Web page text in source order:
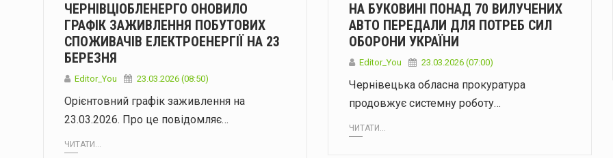
ЧЕРНІВЦІОБЛЕНЕРГО ОНОВИЛО
ГРАФІК ЗАЖИВЛЕННЯ ПОБУТОВИХ
СПОЖИВАЧІВ ЕЛЕКТРОЕНЕРГІЇ НА 23
БЕРЕЗНЯ
Editor_You 23.03.2026 (08:50)
Орієнтовний графік заживлення на
23.03.2026. Про це повідомляє…
ЧИТАТИ...
НА БУКОВИНІ ПОНАД 70 ВИЛУЧЕНИХ
АВТО ПЕРЕДАЛИ ДЛЯ ПОТРЕБ СИЛ
ОБОРОНИ УКРАЇНИ
Editor_You 23.03.2026 (07:00)
Чернівецька обласна прокуратура
продовжує системну роботу…
ЧИТАТИ...